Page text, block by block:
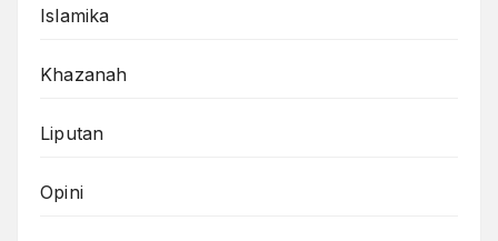
Islamika
Khazanah
Liputan
Opini